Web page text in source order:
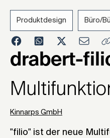
Produktdesign Büro/
drabert-
Kinnarps GmbH
"filio" ist der neue